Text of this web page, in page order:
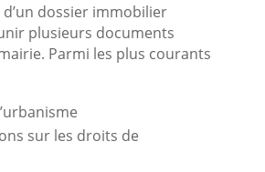
dossier immobilier
plusieurs documents
Parmi les plus courants
sur les droits de